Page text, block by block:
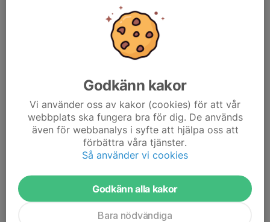
0 kommentarer
Godkänn kakor
Vi använder oss av kakor (cookies) för att vår
webbplats ska fungera bra för dig. De används
även för webbanalys i syfte att hjälpa oss att
förbättra våra tjänster.
Så använder vi cookies
Godkänn alla kakor
Bara nödvändiga